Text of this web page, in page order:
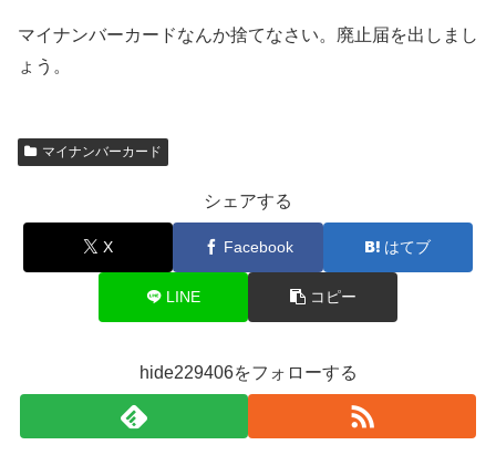
マイナンバーカードなんか捨てなさい。廃止届を出しまし
ょう。
マイナンバーカード
シェアする
X Facebook はてブ
LINE コピー
hide229406をフォローする